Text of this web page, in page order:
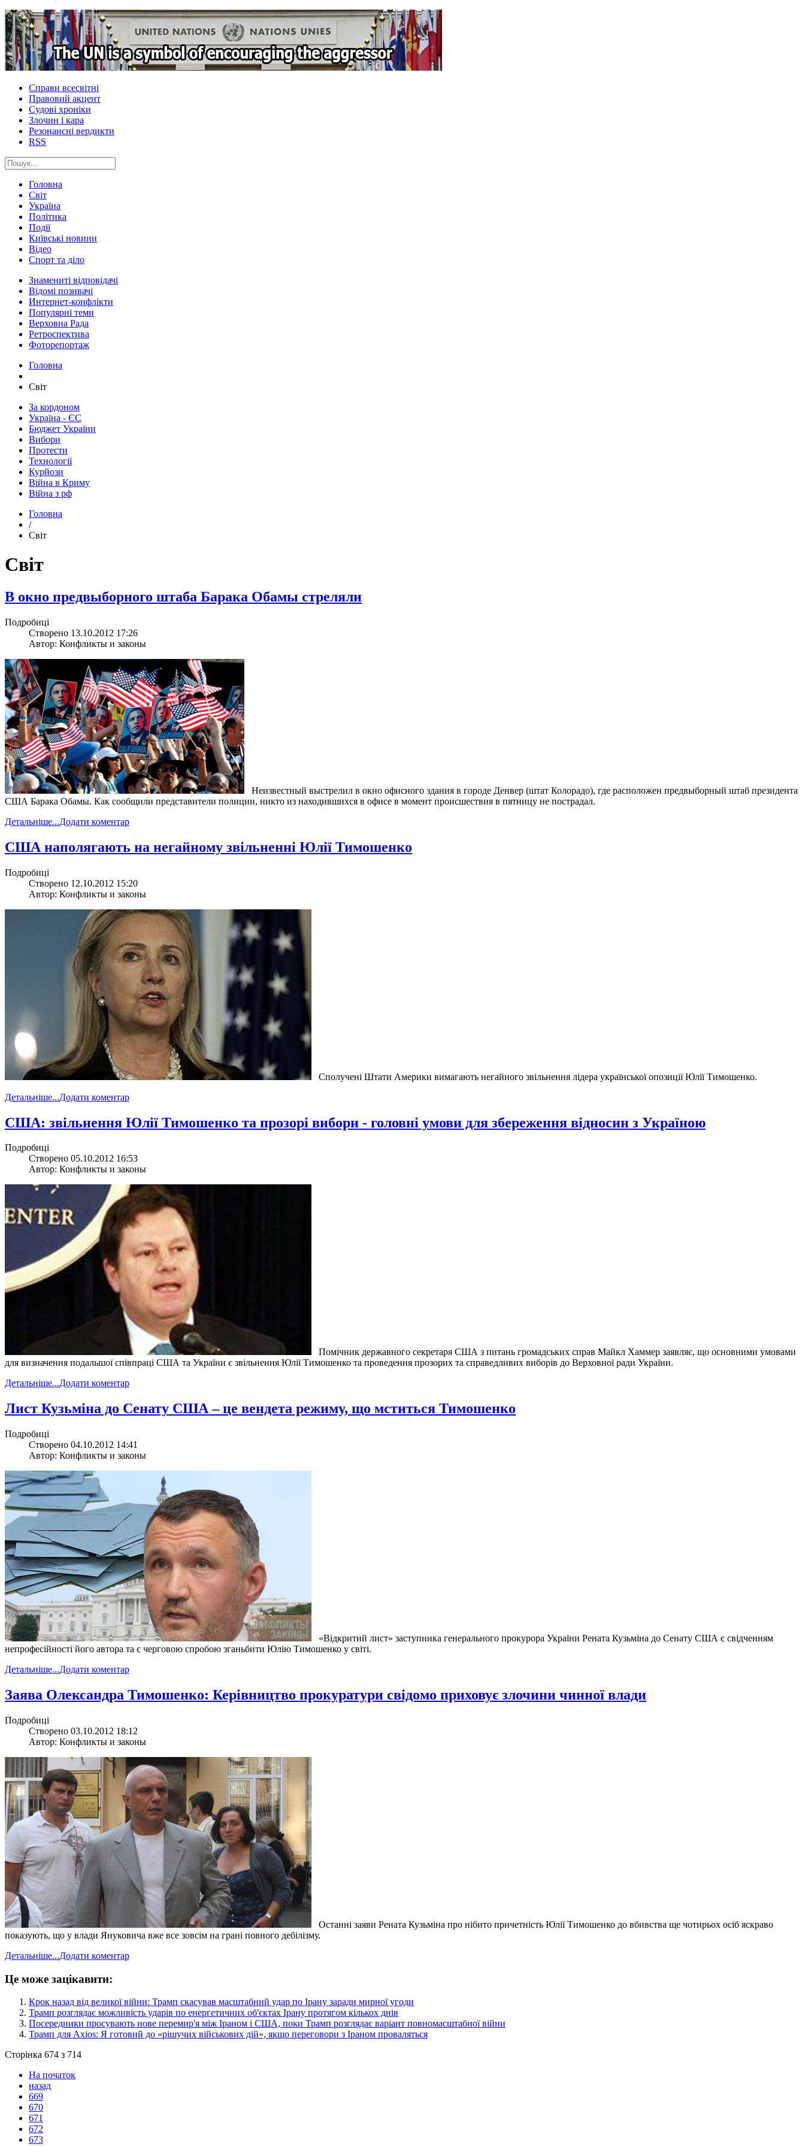
Справи всесвітні
Правовий акцент
Судові хроніки
Злочин і кара
Резонансні вердикти
RSS
Головна
Світ
Україна
Політика
Події
Київські новини
Відео
Спорт та діло
Знамениті відповідачі
Відомі позивачі
Интернет-конфлікти
Популярні теми
Верховна Рада
Ретроспектива
Фоторепортаж
Головна
Світ
За кордоном
Україна - ЄС
Бюджет України
Вибори
Протести
Технології
Курйози
Війна в Криму
Війна з рф
Головна
/
Світ
Світ
В окно предвыборного штаба Барака Обамы стреляли
Подробиці
Створено 13.10.2012 17:26
Автор: Конфликты и законы
Неизвестный выстрелил в окно офисного здания в городе Денвер (штат Колорадо), где расположен предвыборный штаб президента
США Барака Обамы. Как сообщили представители полиции, никто из находившихся в офисе в момент происшествия в пятницу не пострадал.
Детальніше...Додати коментар
США наполягають на негайному звільненні Юлії Тимошенко
Подробиці
Створено 12.10.2012 15:20
Автор: Конфликты и законы
Сполучені Штати Америки вимагають негайного звільнення лідера української опозиції Юлії Тимошенко.
Детальніше...Додати коментар
США: звільнення Юлії Тимошенко та прозорі вибори - головні умови для збереження відносин з Україною
Подробиці
Створено 05.10.2012 16:53
Автор: Конфликты и законы
Помічник державного секретаря США з питань громадських справ Майкл Хаммер заявляє, що основними умовами
для визначення подальшої співпраці США та України є звільнення Юлії Тимошенко та проведення прозорих та справедливих виборів до Верховної ради України.
Детальніше...Додати коментар
Лист Кузьміна до Сенату США – це вендета режиму, що мститься Тимошенко
Подробиці
Створено 04.10.2012 14:41
Автор: Конфликты и законы
«Відкритий лист» заступника генерального прокурора України Рената Кузьміна до Сенату США є свідченням
непрофесійності його автора та є черговою спробою зганьбити Юлію Тимошенко у світі.
Детальніше...Додати коментар
Заява Олександра Тимошенко: Керівництво прокуратури свідомо приховує злочини чинної влади
Подробиці
Створено 03.10.2012 18:12
Автор: Конфликты и законы
Останні заяви Рената Кузьміна про нібито причетність Юлії Тимошенко до вбивства ще чотирьох осіб яскраво
показують, що у влади Януковича вже все зовсім на грані повного дебілізму.
Детальніше...Додати коментар
Це може зацікавити:
​Крок назад від великої війни: Трамп скасував масштабний удар по Ірану заради мирної угоди
​Трамп розглядає можливість ударів по енергетичних об'єктах Ірану протягом кількох днів
​Посередники просувають нове перемир'я між Іраном і США, поки Трамп розглядає варіант повномасштабної війни
​Трамп для Axios: Я готовий до «рішучих військових дій», якщо переговори з Іраном проваляться
Сторінка 674 з 714
На початок
назад
669
670
671
672
673